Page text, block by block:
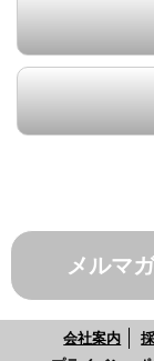
メルマ
会社案内